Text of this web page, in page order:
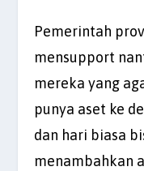
Pemerintah
mensupport
mereka yang
punya aset ke
dan hari biasa
menambahkan